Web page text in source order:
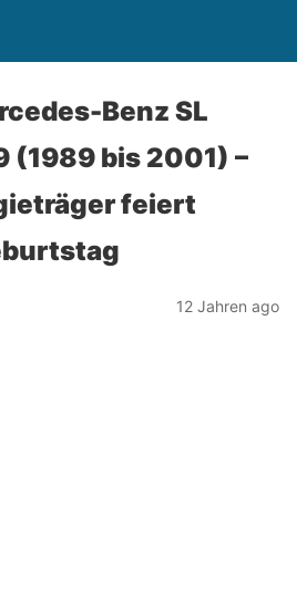
Benz SL
(1989 bis 2001) –
feiert
12 Jahren ago